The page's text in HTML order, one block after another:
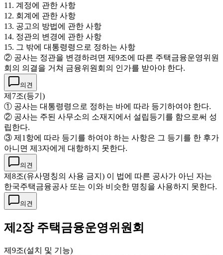
11. 계정에 관한 사항
12. 회계에 관한 사항
13. 공고의 방법에 관한 사항
14. 정관의 변경에 관한 사항
15. 그 밖에 대통령령으로 정하는 사항
② 공사는 정관을 변경하려면 제9조에 따른 주택금융운영위원
회의 의결을 거쳐 금융위원회의 인가를 받아야 한다.
의견
제7조(등기)
① 공사는 대통령령으로 정하는 바에 따라 등기하여야 한다.
② 공사는 주된 사무소의 소재지에서 설립등기를 함으로써 성
립한다.
③ 제1항에 따라 등기를 하여야 하는 사항은 그 등기를 한 후가
아니면 제3자에게 대항하지 못한다.
의견
제8조(유사명칭의 사용 금지) 이 법에 따른 공사가 아닌 자는
한국주택금융공사 또는 이와 비슷한 명칭을 사용하지 못한다.
의견
제2장 주택금융운영위원회
제9조(설치 및 기능)